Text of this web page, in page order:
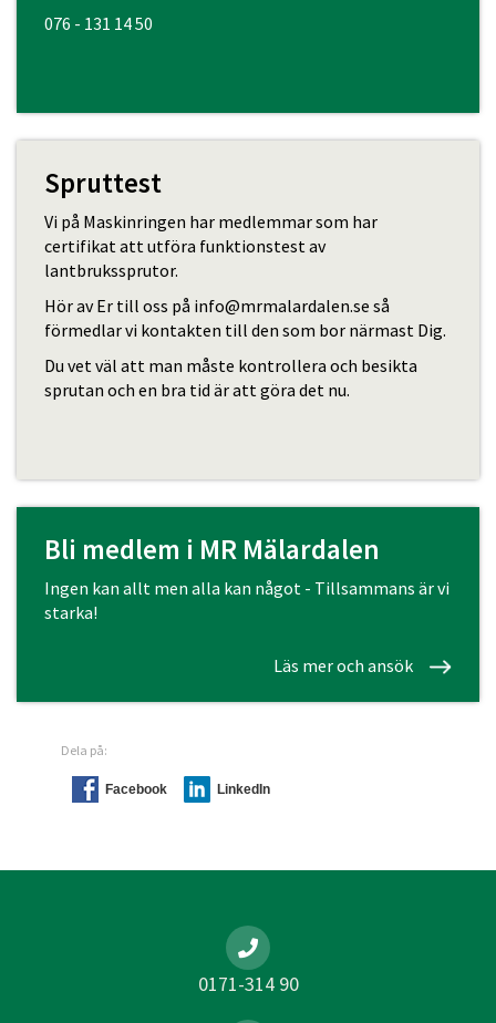
076 - 131 14 50
Spruttest
Vi på Maskinringen har medlemmar som har
certifikat att utföra funktionstest av
lantbrukssprutor.
Hör av Er till oss på info@mrmalardalen.se så
förmedlar vi kontakten till den som bor närmast Dig.
Du vet väl att man måste kontrollera och besikta
sprutan och en bra tid är att göra det nu.
Bli medlem i MR Mälardalen
Ingen kan allt men alla kan något - Tillsammans är vi
starka!
Läs mer och ansök
Dela på:
Facebook LinkedIn
0171-314 90